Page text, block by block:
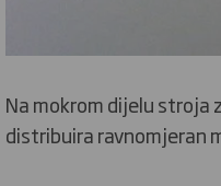
Na mokrom dijelu stroja
distribuira ravnomjeran